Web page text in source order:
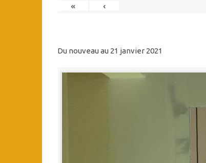
« ‹
Du nouveau au 21 janvier 2021